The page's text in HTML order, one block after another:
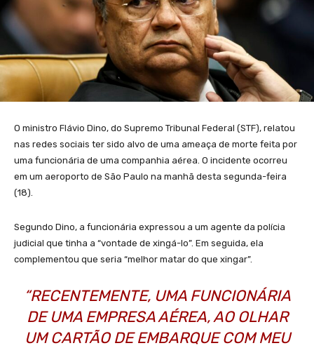
O ministro Flávio Dino, do Supremo Tribunal Federal (STF), relatou
nas redes sociais ter sido alvo de uma ameaça de morte feita por
uma funcionária de uma companhia aérea. O incidente ocorreu
em um aeroporto de São Paulo na manhã desta segunda-feira
(18).
Segundo Dino, a funcionária expressou a um agente da polícia
judicial que tinha a “vontade de xingá-lo”. Em seguida, ela
complementou que seria “melhor matar do que xingar”.
“RECENTEMENTE, UMA FUNCIONÁRIA
DE UMA EMPRESA AÉREA, AO OLHAR
UM CARTÃO DE EMBARQUE COM MEU